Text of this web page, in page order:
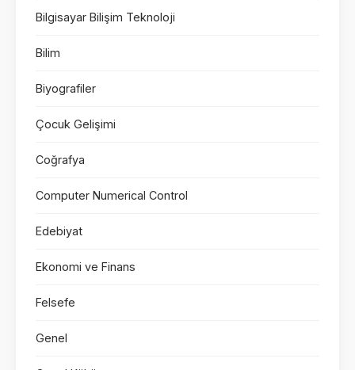
Bilgisayar Bilişim Teknoloji
Bilim
Biyografiler
Çocuk Gelişimi
Coğrafya
Computer Numerical Control
Edebiyat
Ekonomi ve Finans
Felsefe
Genel